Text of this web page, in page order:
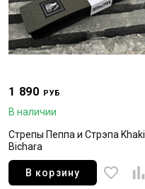
1 890 РУБ
В наличии
Стрепы Пеппа и Стрэпа Khaki
Bichara
В корзину